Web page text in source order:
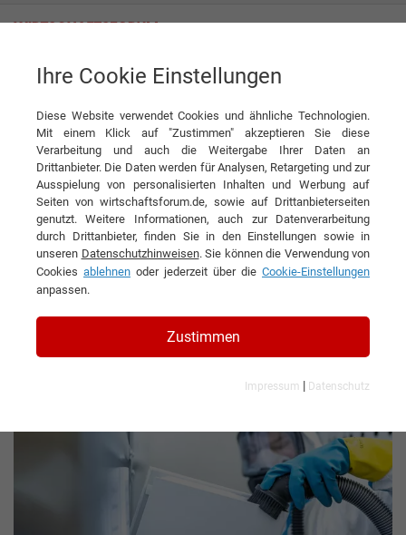
SSR Schadstoffsanierung Rostock GmbH
Interview SSR Schadstoffsanierung Rostock GmbH
DIESEN ARTIKEL EMPFEHLEN
Volldienstleister für
umweltgerechte Sanierung
Geschäfsführer der SSR
Schadstoffsanierung Rostock GmbH
Ihre Cookie Einstellungen
Diese Website verwendet Cookies und ähnliche Technologien.
Mit einem Klick auf "Zustimmen" akzeptieren Sie diese
Verarbeitung und auch die Weitergabe Ihrer Daten an
Drittanbieter. Die Daten werden für Analysen, Retargeting und zur
Ausspielung von personalisierten Inhalten und Werbung auf
Seiten von wirtschaftsforum.de, sowie auf Drittanbieterseiten
genutzt. Weitere Informationen, auch zur Datenverarbeitung
durch Drittanbieter, finden Sie in den Einstellungen sowie in
unseren Datenschutzhinweisen. Sie können die Verwendung von
Cookies ablehnen oder jederzeit über die Cookie-Einstellungen
anpassen.
Zustimmen
Impressum | Datenschutz